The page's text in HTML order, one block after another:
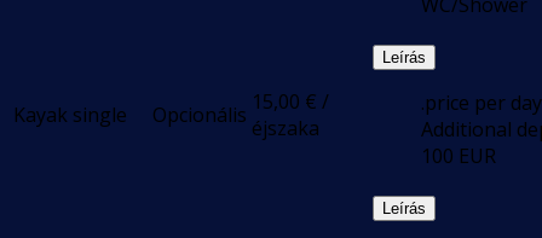
WC/Shower
Kayak single Opcionális 15,00 € /
éjszaka
Leírás
.price per
Additional
100 EUR
Leírás